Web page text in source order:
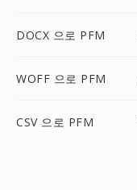
DOCX 으로 PFM
WOFF 으로 PFM
CSV 으로 PFM